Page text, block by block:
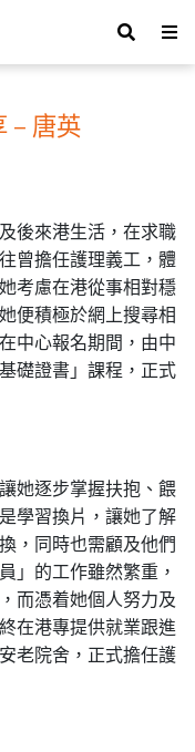
– 唐英
後來港生活，在求職
曾擔任護理義工，體
考慮在港從事相對穩
便積極於網上搜尋相
中心報名期間，由中
礎證書」課程，正式
她逐步掌握扶抱、餵
學習換片，讓她了解
，同時也需顧及他們
」的工作雖然繁重，
而憑着她個人努力及
在港專提供就業跟進
老院舍，正式擔任護